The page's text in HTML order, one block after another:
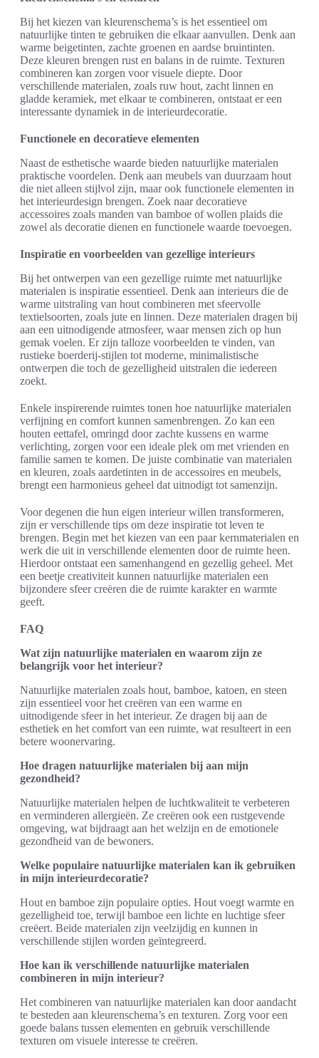
Bij het kiezen van kleurenschema’s is het essentieel om
natuurlijke tinten te gebruiken die elkaar aanvullen. Denk aan
warme beigetinten, zachte groenen en aardse bruintinten.
Deze kleuren brengen rust en balans in de ruimte. Texturen
combineren kan zorgen voor visuele diepte. Door
verschillende materialen, zoals ruw hout, zacht linnen en
gladde keramiek, met elkaar te combineren, ontstaat er een
interessante dynamiek in de interieurdecoratie.
Functionele en decoratieve elementen
Naast de esthetische waarde bieden natuurlijke materialen
praktische voordelen. Denk aan meubels van duurzaam hout
die niet alleen stijlvol zijn, maar ook functionele elementen in
het interieurdesign brengen. Zoek naar decoratieve
accessoires zoals manden van bamboe of wollen plaids die
zowel als decoratie dienen en functionele waarde toevoegen.
Inspiratie en voorbeelden van gezellige interieurs
Bij het ontwerpen van een gezellige ruimte met natuurlijke
materialen is inspiratie essentieel. Denk aan interieurs die de
warme uitstraling van hout combineren met sfeervolle
textielsoorten, zoals jute en linnen. Deze materialen dragen bij
aan een uitnodigende atmosfeer, waar mensen zich op hun
gemak voelen. Er zijn talloze voorbeelden te vinden, van
rustieke boerderij-stijlen tot moderne, minimalistische
ontwerpen die toch de gezelligheid uitstralen die iedereen
zoekt.
Enkele inspirerende ruimtes tonen hoe natuurlijke materialen
verfijning en comfort kunnen samenbrengen. Zo kan een
houten eettafel, omringd door zachte kussens en warme
verlichting, zorgen voor een ideale plek om met vrienden en
familie samen te komen. De juiste combinatie van materialen
en kleuren, zoals aardetinten in de accessoires en meubels,
brengt een harmonieus geheel dat uitnodigt tot samenzijn.
Voor degenen die hun eigen interieur willen transformeren,
zijn er verschillende tips om deze inspiratie tot leven te
brengen. Begin met het kiezen van een paar kernmaterialen en
werk die uit in verschillende elementen door de ruimte heen.
Hierdoor ontstaat een samenhangend en gezellig geheel. Met
een beetje creativiteit kunnen natuurlijke materialen een
bijzondere sfeer creëren die de ruimte karakter en warmte
geeft.
FAQ
Wat zijn natuurlijke materialen en waarom zijn ze
belangrijk voor het interieur?
Natuurlijke materialen zoals hout, bamboe, katoen, en steen
zijn essentieel voor het creëren van een warme en
uitnodigende sfeer in het interieur. Ze dragen bij aan de
esthetiek en het comfort van een ruimte, wat resulteert in een
betere woonervaring.
Hoe dragen natuurlijke materialen bij aan mijn
gezondheid?
Natuurlijke materialen helpen de luchtkwaliteit te verbeteren
en verminderen allergieën. Ze creëren ook een rustgevende
omgeving, wat bijdraagt aan het welzijn en de emotionele
gezondheid van de bewoners.
Welke populaire natuurlijke materialen kan ik gebruiken
in mijn interieurdecoratie?
Hout en bamboe zijn populaire opties. Hout voegt warmte en
gezelligheid toe, terwijl bamboe een lichte en luchtige sfeer
creëert. Beide materialen zijn veelzijdig en kunnen in
verschillende stijlen worden geïntegreerd.
Hoe kan ik verschillende natuurlijke materialen
combineren in mijn interieur?
Het combineren van natuurlijke materialen kan door aandacht
te besteden aan kleurenschema’s en texturen. Zorg voor een
goede balans tussen elementen en gebruik verschillende
texturen om visuele interesse te creëren.